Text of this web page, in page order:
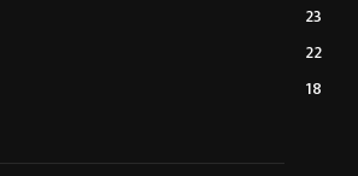
23
22
18